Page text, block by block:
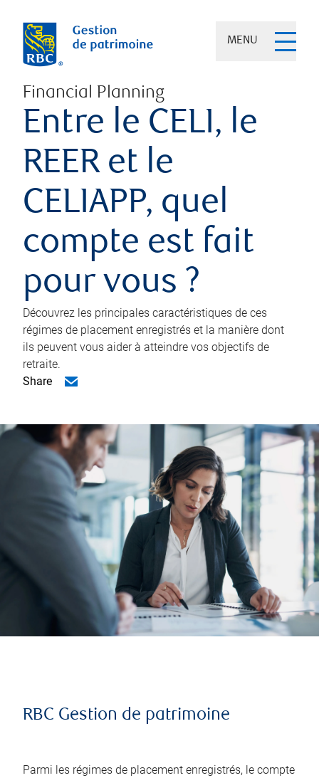
MENU
Financial Planning
Entre le CELI, le
REER et le
CELIAPP, quel
compte est fait
pour vous ?
Découvrez les principales caractéristiques de ces
régimes de placement enregistrés et la manière dont
ils peuvent vous aider à atteindre vos objectifs de
retraite.
Share
RBC Gestion de patrimoine
Parmi les régimes de placement enregistrés, le compte